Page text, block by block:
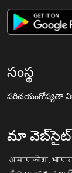
సంస్థ
పరిచయంగోప్యతా
మా